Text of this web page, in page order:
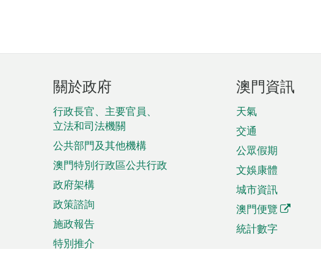
頁
腳
菜
單
關於政府
行政長官、主要官員、
立法和司法機關
公共部門及其他機構
澳門特別行政區公共行政
政府架構
政策諮詢
施政報告
特別推介
澳門資訊
天氣
交通
公眾假期
文娛康體
城市資訊
澳門便覽
統計數字